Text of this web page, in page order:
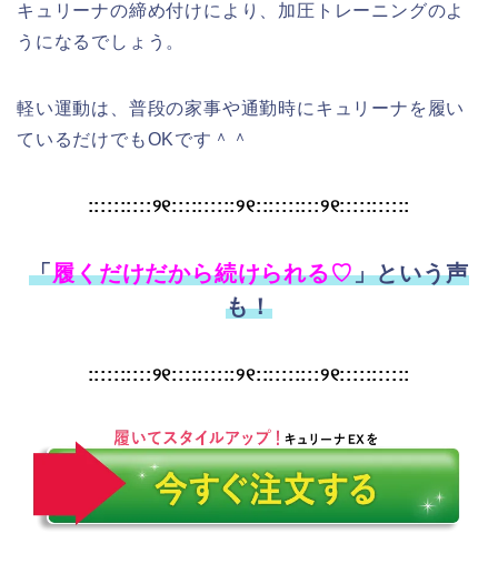
キュリーナの締め付けにより、加圧トレーニングのよ
うになるでしょう。
軽い運動は、普段の家事や通勤時にキュリーナを履い
ているだけでもOKです＾＾
::::::::::୨୧::::::::::୨୧::::::::::୨୧:::::::::::
「履くだけだから続けられる♡」という声
も！
::::::::::୨୧::::::::::୨୧::::::::::୨୧:::::::::::